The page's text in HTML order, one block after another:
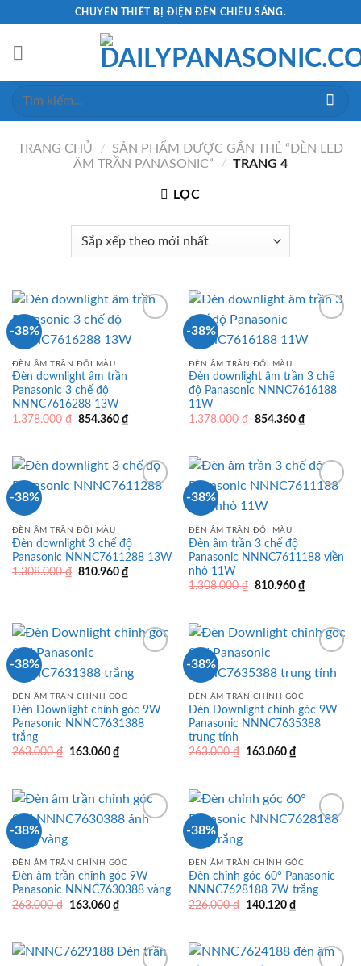
content
CHUYÊN THIẾT BỊ ĐIỆN ĐÈN CHIẾU SÁNG.
Tìm
TRANG CHỦ / SẢN PHẨM ĐƯỢC GẮN THẺ “ĐÈN LED
ÂM TRẦN PANASONIC”
/ TRANG 4
LỌC
-38%
ĐÈN ÂM TRẦN ĐỔI MÀU
Đèn downlight âm trần
Panasonic 3 chế độ
NNNC7616288 13W
1.378.000₫ Giá
854.360 ₫Giá
hiện
854.360 ₫.
-38%
ĐÈN ÂM TRẦN ĐỔI MÀU
Đèn downlight âm trần 3 chế
độ Panasonic NNNC7616188
11W
1.378.000₫ Giá
854.360 ₫Giá
hiện
854.360 ₫.
-38%
ĐÈN ÂM TRẦN ĐỔI MÀU
Đèn downlight 3 chế độ
Panasonic NNNC7611288 13W
1.308.000₫ Giá
810.960 ₫Giá
-38%
ĐÈN ÂM TRẦN ĐỔI MÀU
Đèn âm trần 3 chế độ
Panasonic NNNC7611188 viền
nhỏ 11W
1.308.000₫ Giá
810.960 ₫Giá
810.960 ₫.
-38%
ĐÈN ÂM TRẦN CHỈNH GÓC
Đèn Downlight chỉnh góc 9W
Panasonic NNNC7631388
trắng
263.000₫
Giá
163.060 ₫Giá
163.060 ₫.
-38%
ĐÈN ÂM TRẦN CHỈNH GÓC
Đèn Downlight chỉnh góc 9W
Panasonic NNNC7635388
trung tính
263.000₫
Giá
163.060 ₫Giá
163.060 ₫.
-38%
ĐÈN ÂM TRẦN CHỈNH GÓC
Đèn âm trần chỉnh góc 9W
Panasonic NNNC7630388 vàng
263.000₫
Giá
163.060 ₫Giá
hiện
163.060 ₫.
-38%
ĐÈN ÂM TRẦN CHỈNH GÓC
Đèn chỉnh góc 60° Panasonic
NNNC7628188 7W trắng
226.000₫
Giá
140.120 ₫Giá
hiện
140.120 ₫.